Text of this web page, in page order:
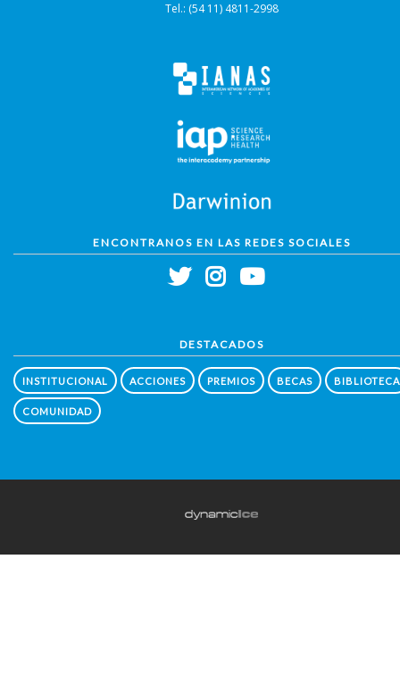
Tel.: (54 11) 4811-2998
ENCONTRANOS EN LAS REDES SOCIALES
DESTACADOS
INSTITUCIONAL ACCIONES PREMIOS BECAS BIBLIOTECA
COMUNIDAD